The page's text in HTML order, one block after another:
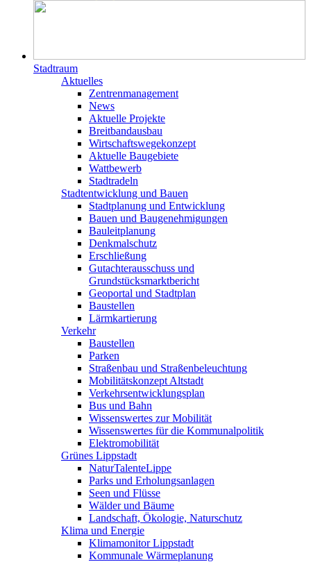
Stadtraum
Aktuelles
Zentrenmanagement
News
Aktuelle Projekte
Breitbandausbau
Wirtschaftswegekonzept
Aktuelle Baugebiete
Wattbewerb
Stadtradeln
Stadtentwicklung und Bauen
Stadtplanung und Entwicklung
Bauen und Baugenehmigungen
Bauleitplanung
Denkmalschutz
Erschließung
Gutachterausschuss und
Grundstücksmarktbericht
Geoportal und Stadtplan
Baustellen
Lärmkartierung
Verkehr
Baustellen
Parken
Straßenbau und Straßenbeleuchtung
Mobilitätskonzept Altstadt
Verkehrsentwicklungsplan
Bus und Bahn
Wissenswertes zur Mobilität
Wissenswertes für die Kommunalpolitik
Elektromobilität
Grünes Lippstadt
NaturTalenteLippe
Parks und Erholungsanlagen
Seen und Flüsse
Wälder und Bäume
Landschaft, Ökologie, Naturschutz
Klima und Energie
Klimamonitor Lippstadt
Kommunale Wärmeplanung